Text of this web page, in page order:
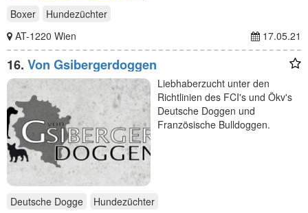
Boxer
Hundezüchter
AT-1220 Wien
17.05.21
16. Von Gsibergerdoggen
Liebhaberzucht unter den
Richtlinien des FCI's und Ökv's
Deutsche Doggen und
Französische Bulldoggen.
Deutsche Dogge
Hundezüchter